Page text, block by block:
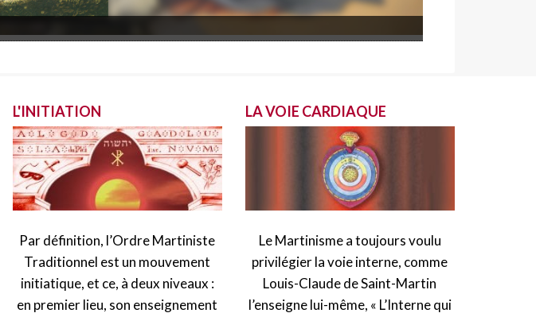
L'INITIATION
Par définition, l’Ordre Martiniste
Traditionnel est un mouvement
initiatique, et ce, à deux niveaux :
en premier lieu, son enseignement
LA VOIE CARDIAQUE
Le Martinisme a toujours voulu
privilégier la voie interne, comme
Louis-Claude de Saint-Martin
l’enseigne lui-même, « L’Interne qui